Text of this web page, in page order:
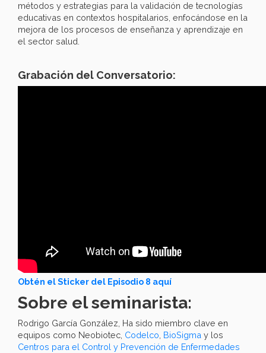
métodos y estrategias para la validación de tecnologías
educativas en contextos hospitalarios, enfocándose en la
mejora de los procesos de enseñanza y aprendizaje en
el sector salud.
Grabación del Conversatorio:
Obtén el Sticker del Episodio 8 aquí
Sobre el seminarista:
Rodrigo García González, Ha sido miembro clave en
equipos como Neobiotec, Codelco BioSigma y los
Centros para el Control y Prevención de Enfermedades